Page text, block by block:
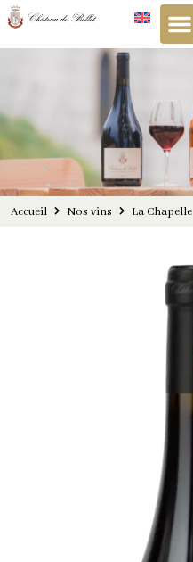
Accueil Nos vins La Chapelle
Panneau de gestion des cookies